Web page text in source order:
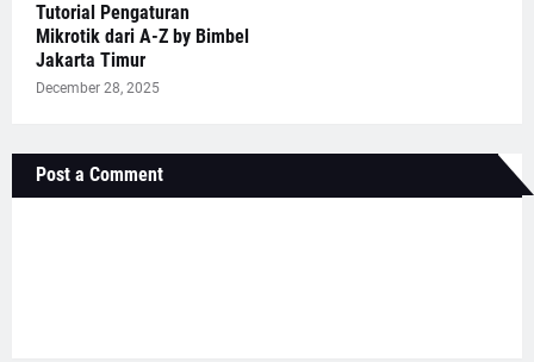
Tutorial Pengaturan
Mikrotik dari A-Z by Bimbel
Jakarta Timur
December 28, 2025
Post a Comment